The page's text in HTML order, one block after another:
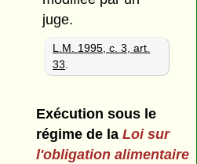
juge.
L.M. 1995, c. 3, art.
33
Exécution sous le
régime de la Loi sur
l'obligation alimentaire